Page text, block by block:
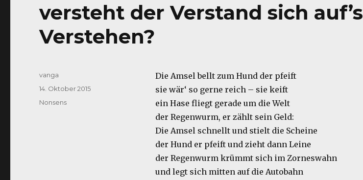
versteht der Verstand sich auf’s
Verstehen?
Die Amsel bellt zum Hund der pfeift
sie wär‘ so gerne reich – sie keift
ein Hase fliegt gerade um die Welt
der Regenwurm, er zählt sein Geld:
Die Amsel schnellt und stielt die Scheine
der Hund er pfeift und zieht dann Leine
der Regenwurm krümmt sich im Zorneswahn
und legt sich mitten auf die Autobahn
Autor
vanga
Veröffentlicht
14. Oktober 2015
Kategorien
Nonsens